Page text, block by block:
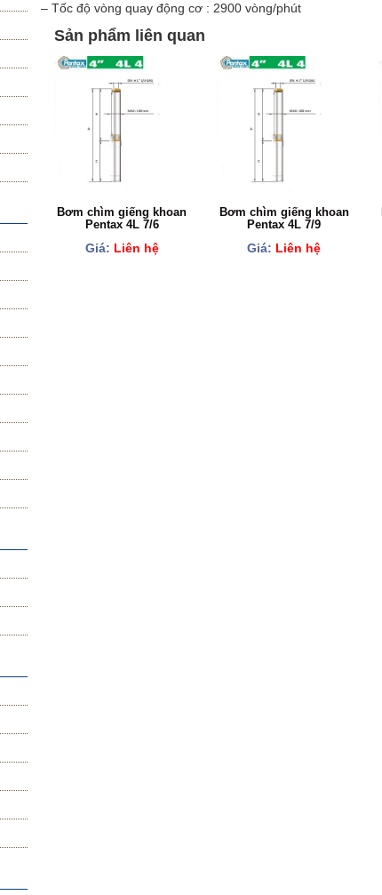
– Tốc độ vòng quay động cơ : 2900 vòng/phút
Sản phẩm liên quan
Bơm chìm giếng khoan
Pentax 4L 7/6
Giá: Liên hệ
Bơm chìm giếng khoan
Pentax 4L 7/9
Giá: Liên hệ